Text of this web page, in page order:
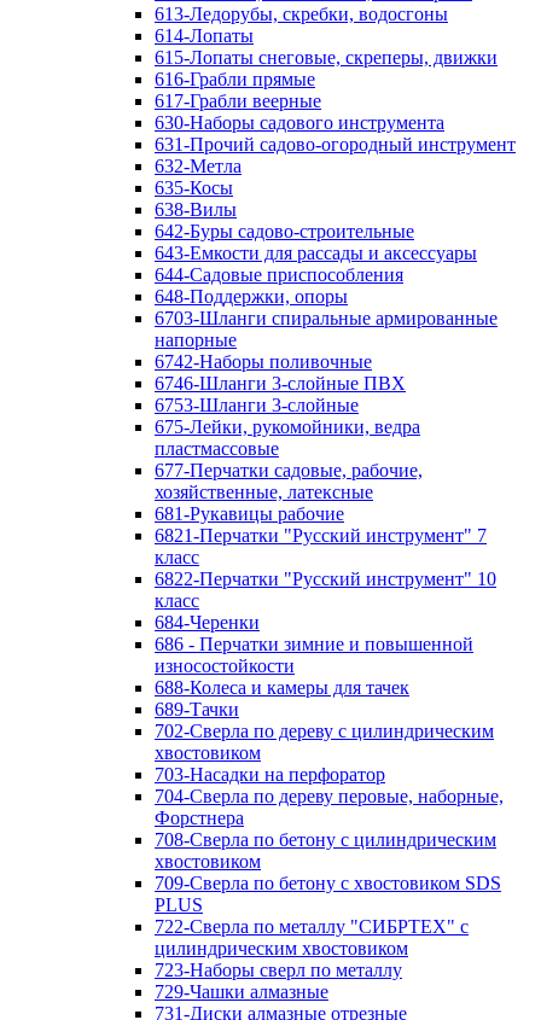
613-Ледорубы, скребки, водосгоны
614-Лопаты
615-Лопаты снеговые, скреперы, движки
616-Грабли прямые
617-Грабли веерные
630-Наборы садового инструмента
631-Прочий садово-огородный инструмент
632-Метла
635-Косы
638-Вилы
642-Буры садово-строительные
643-Емкости для рассады и аксессуары
644-Садовые приспособления
648-Поддержки, опоры
6703-Шланги спиральные армированные
напорные
6742-Наборы поливочные
6746-Шланги 3-слойные ПВХ
6753-Шланги 3-слойные
675-Лейки, рукомойники, ведра
пластмассовые
677-Перчатки садовые, рабочие,
хозяйственные, латексные
681-Рукавицы рабочие
6821-Перчатки "Русский инструмент" 7
класс
6822-Перчатки "Русский инструмент" 10
класс
684-Черенки
686 - Перчатки зимние и повышенной
износостойкости
688-Колеса и камеры для тачек
689-Тачки
702-Сверла по дереву с цилиндрическим
хвостовиком
703-Насадки на перфоратор
704-Сверла по дереву перовые, наборные,
Форстнера
708-Сверла по бетону с цилиндрическим
хвостовиком
709-Сверла по бетону с хвостовиком SDS
PLUS
722-Сверла по металлу "СИБРТЕХ" с
цилиндрическим хвостовиком
723-Наборы сверл по металлу
729-Чашки алмазные
731-Диски алмазные отрезные